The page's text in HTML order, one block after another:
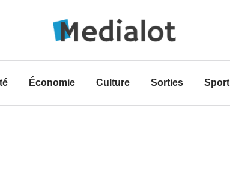
Économie Culture Sorties Sport